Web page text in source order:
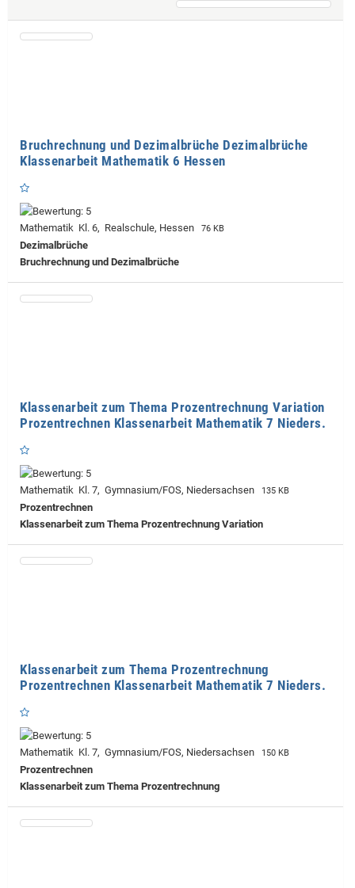
Bruchrechnung und Dezimalbrüche Dezimalbrüche
Klassenarbeit Mathematik 6 Hessen
Mathematik Kl. 6, Realschule, Hessen 76 KB
Dezimalbrüche
Bruchrechnung und Dezimalbrüche
Klassenarbeit zum Thema Prozentrechnung Variation
Prozentrechnen Klassenarbeit Mathematik 7 Nieders.
Mathematik Kl. 7, Gymnasium/FOS, Niedersachsen 135 KB
Prozentrechnen
Klassenarbeit zum Thema Prozentrechnung Variation
Klassenarbeit zum Thema Prozentrechnung
Prozentrechnen Klassenarbeit Mathematik 7 Nieders.
Mathematik Kl. 7, Gymnasium/FOS, Niedersachsen 150 KB
Prozentrechnen
Klassenarbeit zum Thema Prozentrechnung